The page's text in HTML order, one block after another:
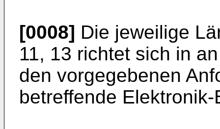
[0008] Die jeweilige
11, 13 richtet sich in
den vorgegebenen
betreffende